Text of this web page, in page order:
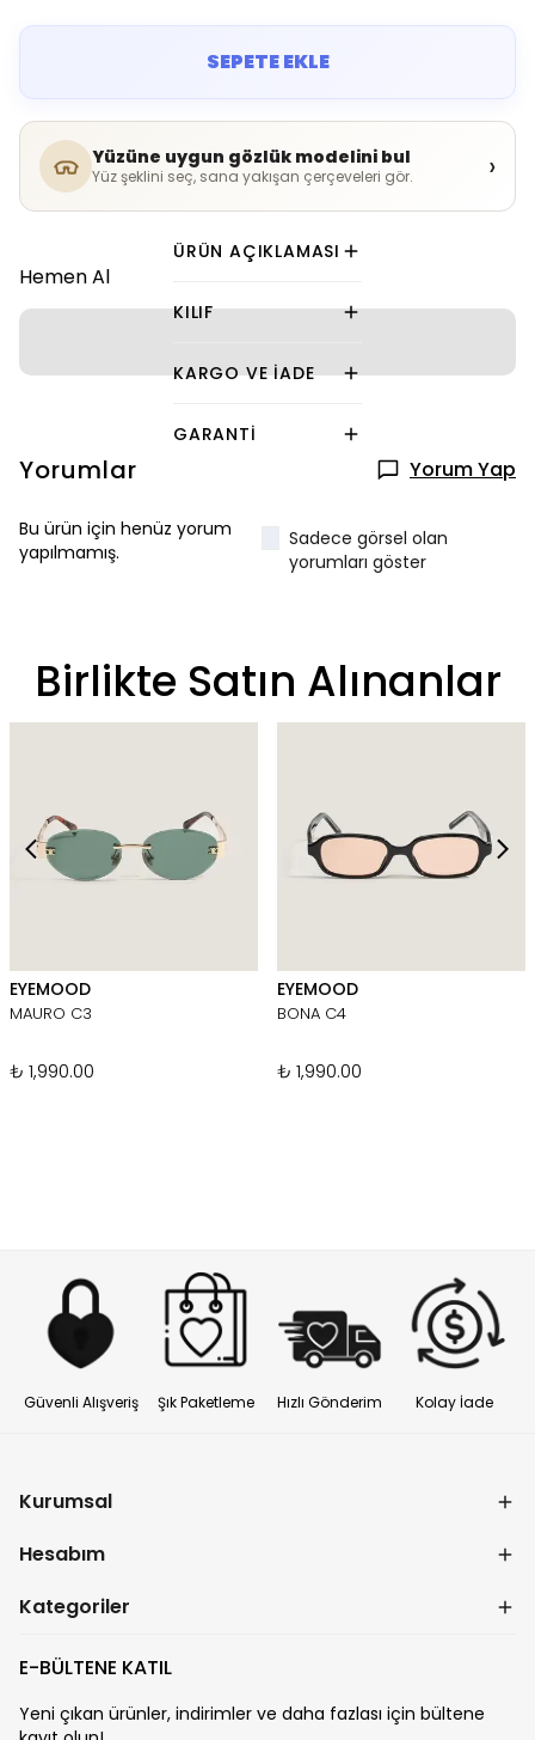
SEPETE EKLE
Yüzüne uygun gözlük modelini bul
Yüz şeklini seç, sana yakışan çerçeveleri gör. ›
Hemen Al
ÜRÜN AÇIKLAMASI
KILIF
KARGO VE İADE
GARANTI
Yorumlar Yorum Yap
Bu ürün için henüz yorum
yapılmamış.
Sadece görsel olan
yorumları göster
Birlikte Satın Alınanlar
EYEMOOD
MAURO C3
₺ 1,990.00
EYEMOOD
BONA C4
₺ 1,990.00
Güvenli Alışveriş Şık Paketleme Hızlı Gönderim Kolay İade
Kurumsal
Hesabım
Kategoriler
E-BÜLTENE KATIL
Yeni çıkan ürünler, indirimler ve daha fazlası için bültene